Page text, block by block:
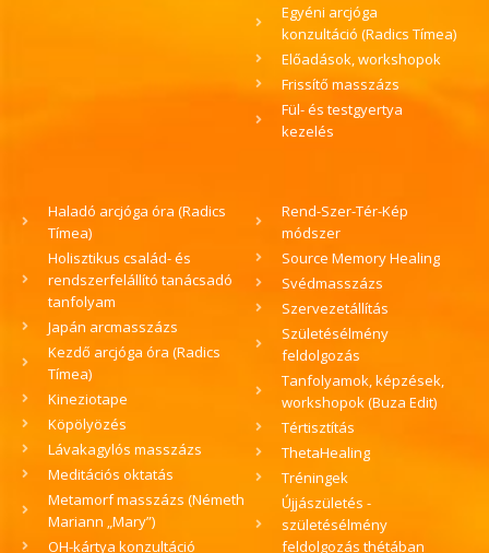
Egyéni arcjóga
konzultáció (Radics Tímea)
Előadások, workshopok
Frissítő masszázs
Fül- és testgyertya
kezelés
Haladó arcjóga óra (Radics
Tímea)
Holisztikus család- és
rendszerfelállító tanácsadó
tanfolyam
Japán arcmasszázs
Kezdő arcjóga óra (Radics
Tímea)
Kineziotape
Köpölyözés
Lávakagylós masszázs
Meditációs oktatás
Metamorf masszázs (Németh
Mariann „Mary”)
OH-kártya konzultáció
Rend-Szer-Tér-Kép
módszer
Source Memory Healing
Svédmasszázs
Szervezetállítás
Születésélmény
feldolgozás
Tanfolyamok, képzések,
workshopok (Buza Edit)
Tértisztítás
ThetaHealing
Tréningek
Újjászületés -
születésélmény
feldolgozás thétában